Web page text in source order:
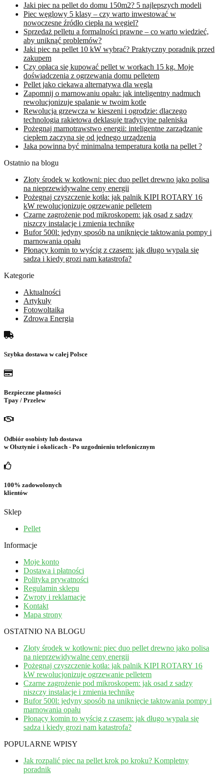
Jaki piec na pellet do domu 150m2? 5 najlepszych modeli
Piec węglowy 5 klasy – czy warto inwestować w
nowoczesne źródło ciepła na węgiel?
Sprzedaż pelletu a formalności prawne – co warto wiedzieć,
aby uniknąć problemów?
Jaki piec na pellet 10 kW wybrać? Praktyczny poradnik przed
zakupem
Czy opłaca się kupować pellet w workach 15 kg. Moje
doświadczenia z ogrzewania domu pelletem
Pellet jako ciekawa alternatywa dla węgla
Zapomnij o marnowaniu opału: jak inteligentny nadmuch
rewolucjonizuje spalanie w twoim kotle
Rewolucja grzewcza w kieszeni i ogrodzie: dlaczego
technologia rakietowa deklasuje tradycyjne paleniska
Pożegnaj marnotrawstwo energii: inteligentne zarządzanie
ciepłem zaczyna się od jednego urządzenia
Jaka powinna być minimalna temperatura kotła na pellet ?
Ostatnio na blogu
Złoty środek w kotłowni: piec duo pellet drewno jako polisa
na nieprzewidywalne ceny energii
Pożegnaj czyszczenie kotła: jak palnik KIPI ROTARY 16
kW rewolucjonizuje ogrzewanie pelletem
Czarne zagrożenie pod mikroskopem: jak osad z sadzy
niszczy instalacje i zmienia technikę
Bufor 500l: jedyny sposób na uniknięcie taktowania pompy i
marnowania opału
Płonący komin to wyścig z czasem: jak długo wypala się
sadza i kiedy grozi nam katastrofa?
Kategorie
Aktualności
Artykuły
Fotowoltaika
Zdrowa Energia
Szybka dostawa w całej Polsce
Bezpieczne płatności
Tpay / Przelew
Odbiór osobisty lub dostawa
w Olsztynie i okolicach - Po uzgodnieniu telefonicznym
100% zadowolonych
klientów
Sklep
Pellet
Informacje
Moje konto
Dostawa i płatności
Polityka prywatności
Regulamin sklepu
Zwroty i reklamacje
Kontakt
Mapa strony
OSTATNIO NA BLOGU
Złoty środek w kotłowni: piec duo pellet drewno jako polisa
na nieprzewidywalne ceny energii
Pożegnaj czyszczenie kotła: jak palnik KIPI ROTARY 16
kW rewolucjonizuje ogrzewanie pelletem
Czarne zagrożenie pod mikroskopem: jak osad z sadzy
niszczy instalacje i zmienia technikę
Bufor 500l: jedyny sposób na uniknięcie taktowania pompy i
marnowania opału
Płonący komin to wyścig z czasem: jak długo wypala się
sadza i kiedy grozi nam katastrofa?
POPULARNE WPISY
Jak rozpalić piec na pellet krok po kroku? Kompletny
poradnik